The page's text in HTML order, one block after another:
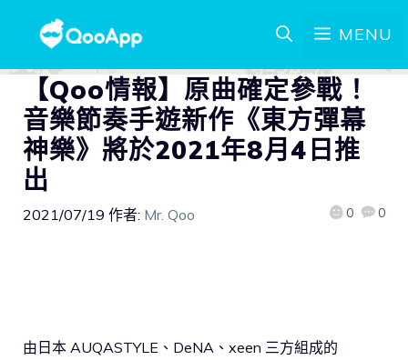
MENU
【Qoo情報】原曲確定參戰！
音樂節奏手遊新作《東方彈幕
神樂》將於2021年8月4日推
出
2021/07/19 作者: Mr. Qoo 0 0
由日本 AUQASTYLE、DeNA、xeen 三方組成的